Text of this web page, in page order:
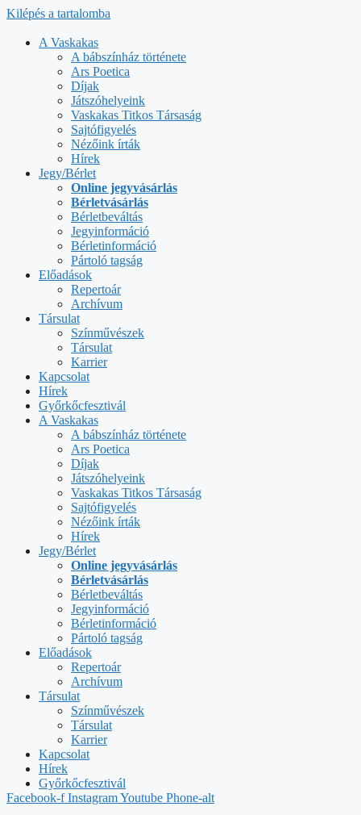
Kilépés a tartalomba
A Vaskakas
A bábszínház története
Ars Poetica
Díjak
Játszóhelyeink
Vaskakas Titkos Társaság
Sajtófigyelés
Nézőink írták
Hírek
Jegy/Bérlet
Online jegyvásárlás
Bérletvásárlás
Bérletbeváltás
Jegyinformáció
Bérletinformáció
Pártoló tagság
Előadások
Repertoár
Archívum
Társulat
Színművészek
Társulat
Karrier
Kapcsolat
Hírek
Győrkőcfesztivál
A Vaskakas
A bábszínház története
Ars Poetica
Díjak
Játszóhelyeink
Vaskakas Titkos Társaság
Sajtófigyelés
Nézőink írták
Hírek
Jegy/Bérlet
Online jegyvásárlás
Bérletvásárlás
Bérletbeváltás
Jegyinformáció
Bérletinformáció
Pártoló tagság
Előadások
Repertoár
Archívum
Társulat
Színművészek
Társulat
Karrier
Kapcsolat
Hírek
Győrkőcfesztivál
Facebook-f InstagramYoutube Phone-alt